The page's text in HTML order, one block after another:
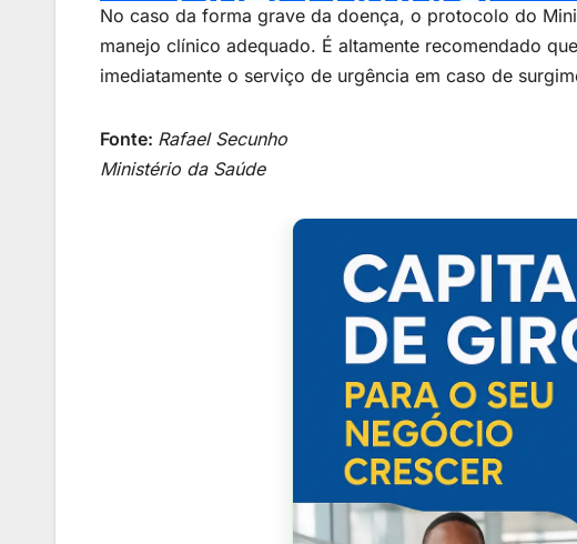
No caso da forma grave da doença, o protocolo do
manejo clínico adequado. É altamente recomendado
imediatamente o serviço de urgência em caso de
Fonte: Rafael Secunho
Ministério da Saúde